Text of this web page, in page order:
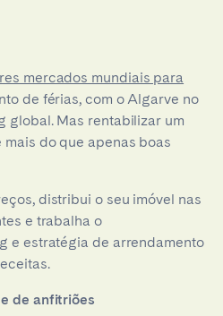
mercados mundiais para
de férias, com o Algarve no
global. Mas rentabilizar um
do que apenas boas
distribui o seu imóvel nas
e trabalha o
e estratégia de arrendamento
de anfitriões